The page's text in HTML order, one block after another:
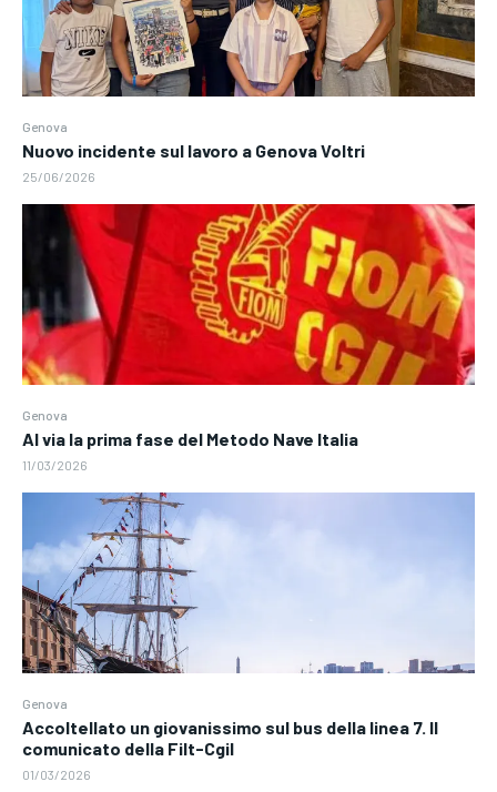
Genova
Nuovo incidente sul lavoro a Genova Voltri
25/06/2026
Genova
Al via la prima fase del Metodo Nave Italia
11/03/2026
Genova
Accoltellato un giovanissimo sul bus della linea 7. Il
comunicato della Filt-Cgil
01/03/2026